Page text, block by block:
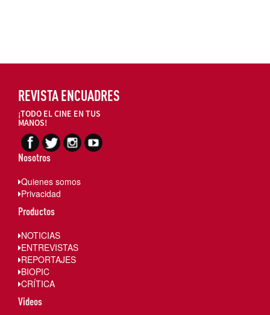
REVISTA ENCUADRES
¡TODO EL CINE EN TUS
MANOS!
Nosotros
Quienes somos
Privacidad
Productos
NOTICIAS
ENTREVISTAS
REPORTAJES
BIOPIC
CRÍTICA
Videos